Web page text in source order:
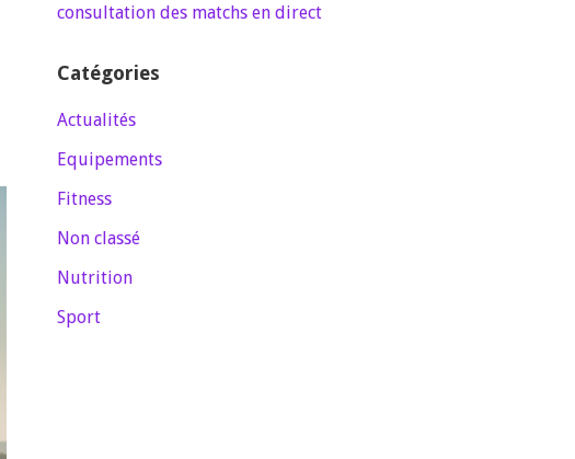
consultation des matchs en direct
Catégories
Actualités
Equipements
Fitness
Non classé
Nutrition
Sport